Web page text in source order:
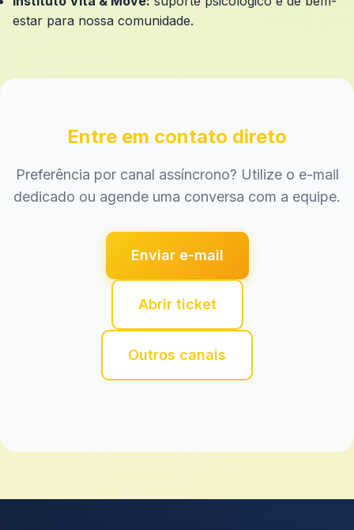
estar para nossa comunidade.
Entre em contato direto
Preferência por canal assíncrono? Utilize o e-mail
dedicado ou agende uma conversa com a equipe.
Enviar e-mail
Abrir ticket
Outros canais